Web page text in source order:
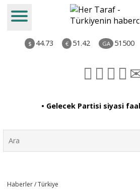
$ 44.73 € 51.42 GA 51500
• Gelecek Partisi siyasi
Haberler / Türkiye